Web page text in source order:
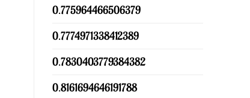
0.775964466506379
0.7774971338412389
0.7830403779384382
0.8161694646191788